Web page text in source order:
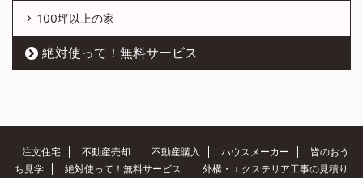
100坪以上の家
絶対使って！無料サービス
注文住宅 不動産売却 不動産購入 ハウスメーカー
皆のおう
ち見学
絶対使って！無料サービス 外構・エクステリア工事の見積り